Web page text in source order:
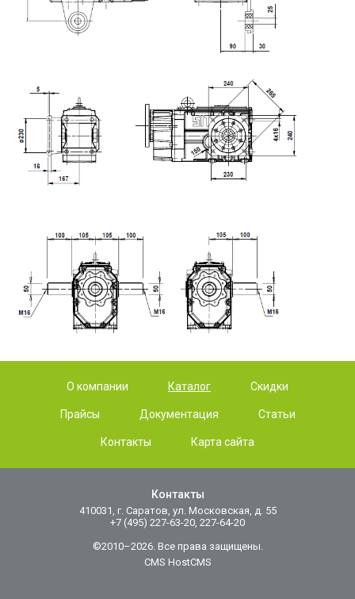
О компании Каталог Скидки
Прайсы Документация Статьи
Контакты Карта сайта
Контакты
410031, г. Саратов, ул. Московская, д. 55
+7 (495) 227-63-20, 227-64-20
©2010–2026. Все права защищены.
CMS HostCMS